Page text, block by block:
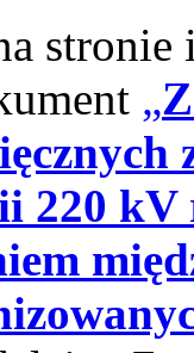
„
220 kV